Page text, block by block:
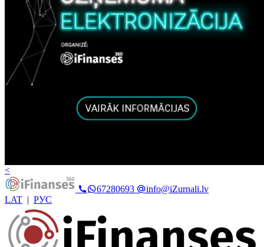
<
67280693
info@iZurnali.lv
LAT | РУС